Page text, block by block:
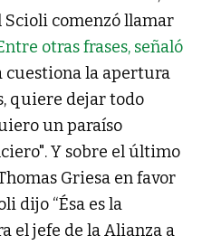
Scioli comenzó llamar
otras frases, señaló
cuestiona la apertura
quiere dejar todo
un paraíso
Y sobre el último
Griesa en favor
dijo “Ésa es la
el jefe de la Alianza a